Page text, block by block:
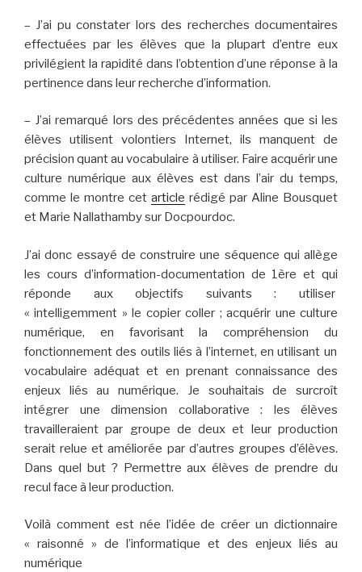
– J’ai pu constater lors des recherches documentaires
effectuées par les élèves que la plupart d’entre eux
privilégient la rapidité dans l’obtention d’une réponse à la
pertinence dans leur recherche d’information.
– J’ai remarqué lors des précédentes années que si les
élèves utilisent volontiers Internet, ils manquent de
précision quant au vocabulaire à utiliser. Faire acquérir une
culture numérique aux élèves est dans l’air du temps,
comme le montre cet article rédigé par Aline Bousquet
et Marie Nallathamby sur Docpourdoc.
J’ai donc essayé de construire une séquence qui allège
les cours d’information-documentation de 1ère et qui
réponde auxobjectifs suivants : utiliser
« intelligemment » le copier coller ; acquérir une culture
numérique, en favorisant la compréhension du
fonctionnement des outils liés à l’internet, en utilisant un
vocabulaire adéquat et en prenant connaissance des
enjeux liés au numérique. Je souhaitais de surcroît
intégrer une dimension collaborative : les élèves
travailleraient par groupe de deux et leur production
serait relue et améliorée par d’autres groupes d’élèves.
Dans quel but ? Permettre aux élèves de prendre du
recul face à leur production.
Voilà comment est née l’idée de créer un dictionnaire
« raisonné » de l’informatique et des enjeux liés au
numérique